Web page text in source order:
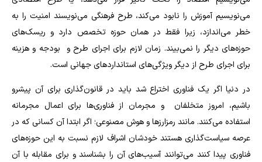
می‌نویسیم آموزش را نابود می‌کند، طرح فرهنگی می‌نویسند امنیت را به
خطر می‌اندازد، زیرا فقط در همان حوزه تخصص دارد و ریسک‌های
حوزه‌های دیگر را نمی‌بیند. زمان لازم برای اجرای طرح و بودجه‌ و هزینه
برای اجرای طرح از دیگر ویژگی‌های استانداردهای جهانی است.
در دنیا اگر یک فناوری اختراع شد باید در قانون‌گذاری برای آن پیشرو
باشیم، امروز متخلفان و مجرمان از فناوری‌ها برای اعمال مجرمانه
استفاده می‌کنند. مانند رمزارزها و هوش مصنوعی؛ اگر ابتدا آن کسانی که در
عرصه سیاست‌گذاری هستند خودشان اشراف لازم نسبت به این حوزه‌های
فناوری پیدا کنند می‌توانند آسیب‌های آن را بشناسند و برای مقابله با آن